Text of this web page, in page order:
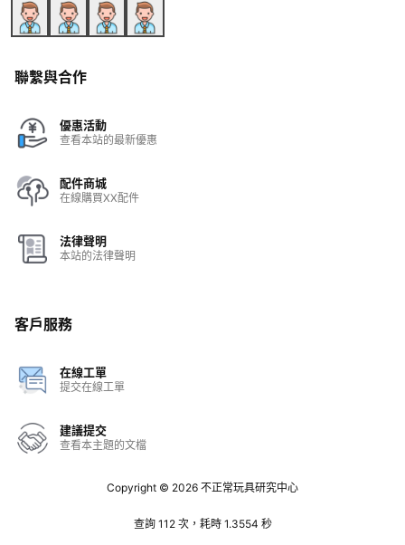
聯繫與合作
優惠活動
查看本站的最新優惠
配件商城
在線購買XX配件
法律聲明
本站的法律聲明
客戶服務
在線工單
提交在線工單
建議提交
查看本主題的文檔
Copyright © 2026 不正常玩具研究中心
查詢 112 次，耗時 1.3554 秒